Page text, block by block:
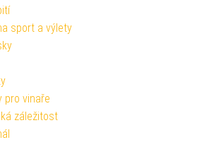
sport a výlety
pro vinaře
záležitost